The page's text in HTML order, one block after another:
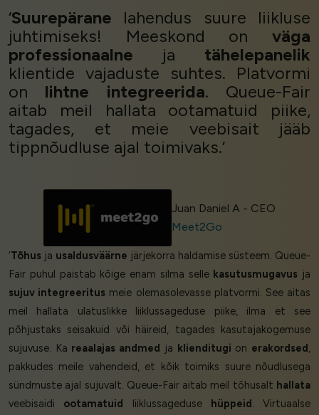
‘Suurepärane lahendus suure liikluse
juhtimiseks! Meeskond on väga
professionaalne ja tähelepanelik
klientide vajaduste suhtes. Platvormi
on lihtne integreerida. Queue-Fair
aitab meil hallata ootamatuid piike,
tagades, et meie veebisait jääb
tippnõudluse ajal toimivaks.’
Juan Daniel A - CEO
Meet2Go
‘Tõhus ja usaldusväärne järjekorra haldamise süsteem. Queue-
Fair puhul paistab kõige enam silma selle kasutusmugavus ja
sujuv integreeritus meie olemasolevasse platvormi. See aitas
meil hallata ulatuslikke liiklussageduse piike, ilma et see
põhjustaks seisakuid või häireid, tagades kasutajakogemuse
sujuvuse. Ka reaalajas andmed ja klienditugi on erakordsed ,
pakkudes meile vahendeid, et kõik toimiks suure nõudlusega
sündmuste ajal sujuvalt. Queue-Fair aitab meil tõhusalt hallata
veebisaidi ootamatuid liiklussageduse hüppeid . Virtuaalse